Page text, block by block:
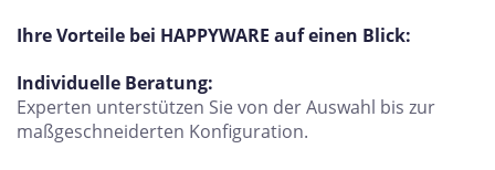
Ihre Vorteile bei HAPPYWARE auf einen Blick:
Individuelle Beratung:
Experten unterstützen Sie von der Auswahl bis zur
maßgeschneiderten Konfiguration.